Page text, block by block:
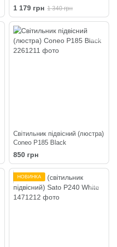
320-220 Black
1 179 грн 1 340 грн
Світильник підвісний (люстра)
Coneo P185 Black
850 грн
НОВИНКА